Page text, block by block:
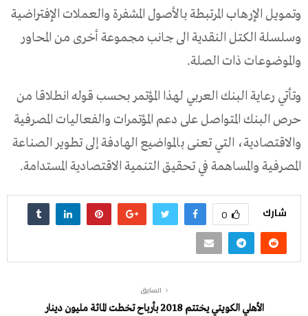
وتمويل الإرهاب المرتبطةبالأصول المشفرة والعملات الإفتراضية
وسلسلة الكتل النقدية الىجانب مجموعة أخرى من المحاور
والموضوعات ذات الصلة.
وتأتي رعاية البنك العربي لهذا المؤتمر بحسب قوله انطلاقا من
حرص البنك المتواصلعلى دعم المؤتمرات والفعاليات المصرفية
والاقتصادية، التي تعنى بالمواضيع الهادفةإلى تطوير الصناعة
المصرفية والمساهمة في تحقيق التنمية الاقتصادية المستدامة.
شارك 0
السابق
الأهلي الكويتي يختتم 2018 بأرباح تخطت المائة مليون دينار